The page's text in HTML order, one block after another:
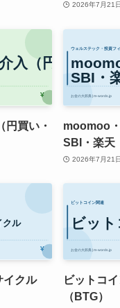
2026年7月21日
円買い・
moomoo
SBI・楽天
2026年7月21日
イクル
ビットコ
（BTG）